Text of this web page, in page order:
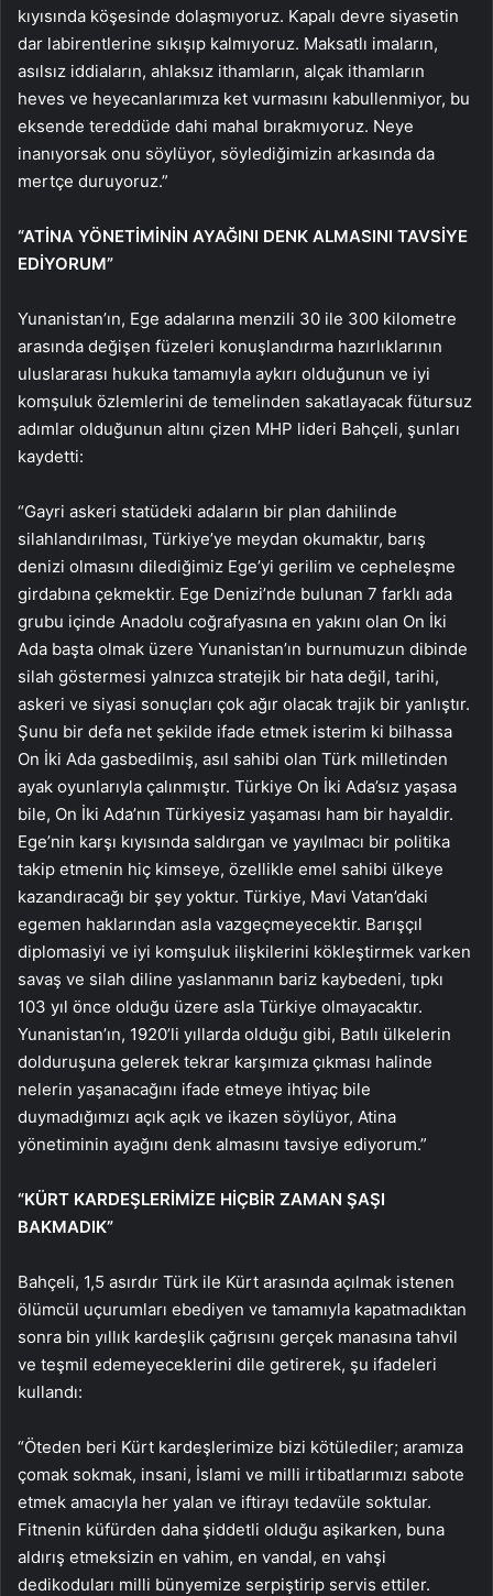
kıyısında köşesinde dolaşmıyoruz. Kapalı devre siyasetin
dar labirentlerine sıkışıp kalmıyoruz. Maksatlı imaların,
asılsız iddiaların, ahlaksız ithamların, alçak ithamların
heves ve heyecanlarımıza ket vurmasını kabullenmiyor, bu
eksende tereddüde dahi mahal bırakmıyoruz. Neye
inanıyorsak onu söylüyor, söylediğimizin arkasında da
mertçe duruyoruz.”
“ATİNA YÖNETİMİNİN AYAĞINI DENK ALMASINI TAVSİYE
EDİYORUM”
Yunanistan’ın, Ege adalarına menzili 30 ile 300 kilometre
arasında değişen füzeleri konuşlandırma hazırlıklarının
uluslararası hukuka tamamıyla aykırı olduğunun ve iyi
komşuluk özlemlerini de temelinden sakatlayacak fütursuz
adımlar olduğunun altını çizen MHP lideri Bahçeli, şunları
kaydetti:
“Gayri askeri statüdeki adaların bir plan dahilinde
silahlandırılması, Türkiye’ye meydan okumaktır, barış
denizi olmasını dilediğimiz Ege’yi gerilim ve cepheleşme
girdabına çekmektir. Ege Denizi’nde bulunan 7 farklı ada
grubu içinde Anadolu coğrafyasına en yakını olan On İki
Ada başta olmak üzere Yunanistan’ın burnumuzun dibinde
silah göstermesi yalnızca stratejik bir hata değil, tarihi,
askeri ve siyasi sonuçları çok ağır olacak trajik bir yanlıştır.
Şunu bir defa net şekilde ifade etmek isterim ki bilhassa
On İki Ada gasbedilmiş, asıl sahibi olan Türk milletinden
ayak oyunlarıyla çalınmıştır. Türkiye On İki Ada’sız yaşasa
bile, On İki Ada’nın Türkiyesiz yaşaması ham bir hayaldir.
Ege’nin karşı kıyısında saldırgan ve yayılmacı bir politika
takip etmenin hiç kimseye, özellikle emel sahibi ülkeye
kazandıracağı bir şey yoktur. Türkiye, Mavi Vatan’daki
egemen haklarından asla vazgeçmeyecektir. Barışçıl
diplomasiyi ve iyi komşuluk ilişkilerini kökleştirmek varken
savaş ve silah diline yaslanmanın bariz kaybedeni, tıpkı
103 yıl önce olduğu üzere asla Türkiye olmayacaktır.
Yunanistan’ın, 1920’li yıllarda olduğu gibi, Batılı ülkelerin
dolduruşuna gelerek tekrar karşımıza çıkması halinde
nelerin yaşanacağını ifade etmeye ihtiyaç bile
duymadığımızı açık açık ve ikazen söylüyor, Atina
yönetiminin ayağını denk almasını tavsiye ediyorum.”
“KÜRT KARDEŞLERİMİZE HİÇBİR ZAMAN ŞAŞI
BAKMADIK”
Bahçeli, 1,5 asırdır Türk ile Kürt arasında açılmak istenen
ölümcül uçurumları ebediyen ve tamamıyla kapatmadıktan
sonra bin yıllık kardeşlik çağrısını gerçek manasına tahvil
ve teşmil edemeyeceklerini dile getirerek, şu ifadeleri
kullandı:
“Öteden beri Kürt kardeşlerimize bizi kötülediler; aramıza
çomak sokmak, insani, İslami ve milli irtibatlarımızı sabote
etmek amacıyla her yalan ve iftirayı tedavüle soktular.
Fitnenin küfürden daha şiddetli olduğu aşikarken, buna
aldırış etmeksizin en vahim, en vandal, en vahşi
dedikoduları milli bünyemize serpiştirip servis ettiler.